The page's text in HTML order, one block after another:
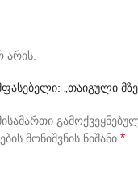
არის.
„თაიგული
მონიშვნის ნიშანი *